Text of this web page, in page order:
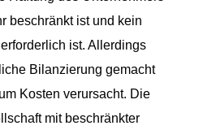
beschränkt ist und kein
ist. Allerdings
Bilanzierung gemacht
Kosten verursacht. Die
mit beschränkter